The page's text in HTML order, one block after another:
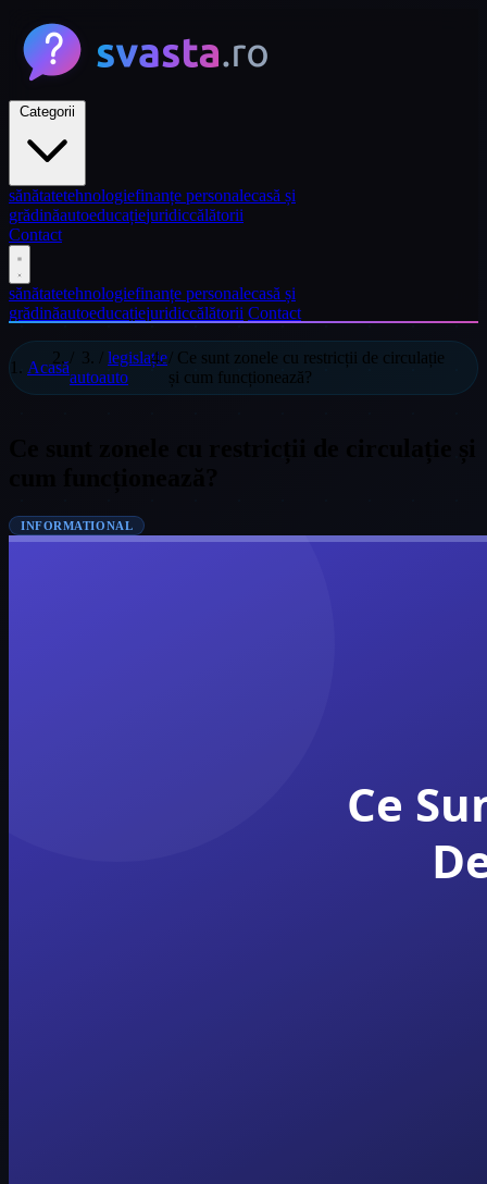
sănătatetehnologiefinanțe personalecasă și
grădinăautoeducațiejuridiccălătorii
Contact
sănătatetehnologiefinanțe personalecasă și
grădinăautoeducațiejuridiccălătorii Contact
Acasă
auto
legislație
auto
/ Ce sunt zonele cu restricții de circulație
și cum funcționează?
INFORMATIONAL